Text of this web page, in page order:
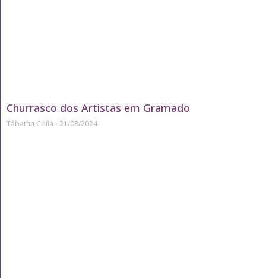
Churrasco dos Artistas em Gramado
Tábatha Colla 21/08/2024